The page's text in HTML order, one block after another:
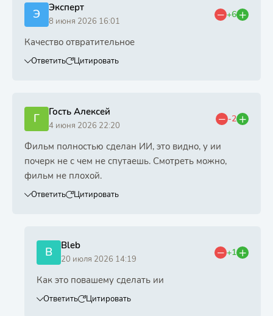
Э Эксперт
8 июня 2026 16:01
+6
Качество отвратительное
Ответить Цитировать
Г Гость Алексей
4 июня 2026 22:20
-2
Фильм полностью сделан ИИ, это видно, у ии
почерк не с чем не спутаешь. Смотреть можно,
фильм не плохой.
Ответить Цитировать
B Bleb
20 июля 2026 14:19
+1
Как это повашему сделать ии
Ответить Цитировать